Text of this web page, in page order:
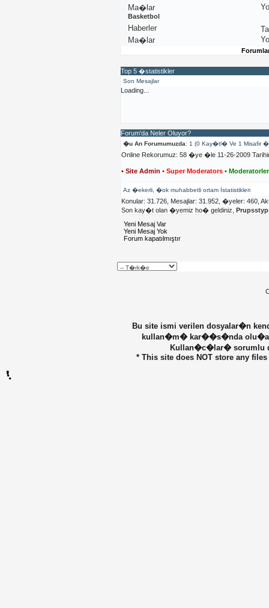
Ma�lar
Basketbol
Haberler
Ma�lar
Top 5 �statistikler
Son Mesajlar
Loading...
Forum'da Neler Oluyor?
�u An Forumumuzda: 1 (0 Kay�tl� Ve 1 Misafir
Online Rekorumuz: 58 �ye �le 11-26-2009
• Site Admin • Super Moderators • Moderatorler
Az �ekerli, �ok muhabbetli ortam İstatistikleri
Konular: 31.726, Mesajlar: 31.952, �yeler: 460,
Son kay�t olan �yemiz ho� geldiniz,
Yeni Mesaj Var
Yeni Mesaj Yok
Forum kapatılmıştır
Bu site ismi verilen dosyalar�n
kullan�m� kar��s�nda
Kullan�c�lar� sorumlu
* This site does NOT store any